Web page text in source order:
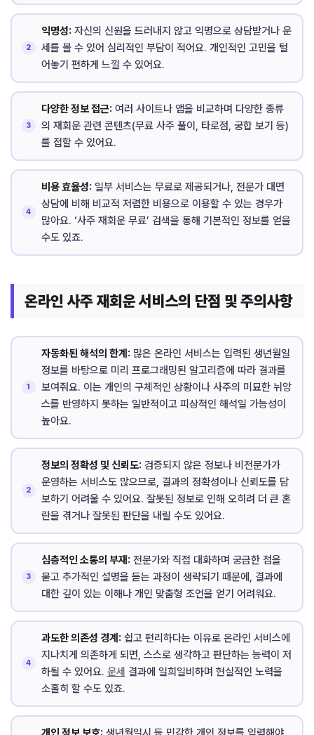
익명성: 자신의 신원을 드러내지 않고 익명으로 상담받거나 운
세를 볼 수 있어 심리적인 부담이 적어요. 개인적인 고민을 털
어놓기 편하게 느낄 수 있어요.
다양한 정보 접근: 여러 사이트나 앱을 비교하며 다양한 종류
의 재회운 관련 콘텐츠(무료 사주 풀이, 타로점, 궁합 보기 등)
를 접할 수 있어요.
비용 효율성: 일부 서비스는 무료로 제공되거나, 전문가 대면
상담에 비해 비교적 저렴한 비용으로 이용할 수 있는 경우가
많아요. ‘사주 재회운 무료’ 검색을 통해 기본적인 정보를 얻을
수도 있죠.
온라인 사주 재회운 서비스의 단점 및 주의사항
자동화된 해석의 한계: 많은 온라인 서비스는 입력된 생년월일
정보를 바탕으로 미리 프로그래밍된 알고리즘에 따라 결과를
보여줘요. 이는 개인의 구체적인 상황이나 사주의 미묘한 뉘앙
스를 반영하지 못하는 일반적이고 피상적인 해석일 가능성이
높아요.
정보의 정확성 및 신뢰도: 검증되지 않은 정보나 비전문가가
운영하는 서비스도 많으므로, 결과의 정확성이나 신뢰도를 담
보하기 어려울 수 있어요. 잘못된 정보로 인해 오히려 더 큰 혼
란을 겪거나 잘못된 판단을 내릴 수도 있어요.
심층적인 소통의 부재: 전문가와 직접 대화하며 궁금한 점을
묻고 추가적인 설명을 듣는 과정이 생략되기 때문에, 결과에
대한 깊이 있는 이해나 개인 맞춤형 조언을 얻기 어려워요.
과도한 의존성 경계: 쉽고 편리하다는 이유로 온라인 서비스에
지나치게 의존하게 되면, 스스로 생각하고 판단하는 능력이 저
하될 수 있어요. 운세 결과에 일희일비하며 현실적인 노력을
소홀히 할 수도 있죠.